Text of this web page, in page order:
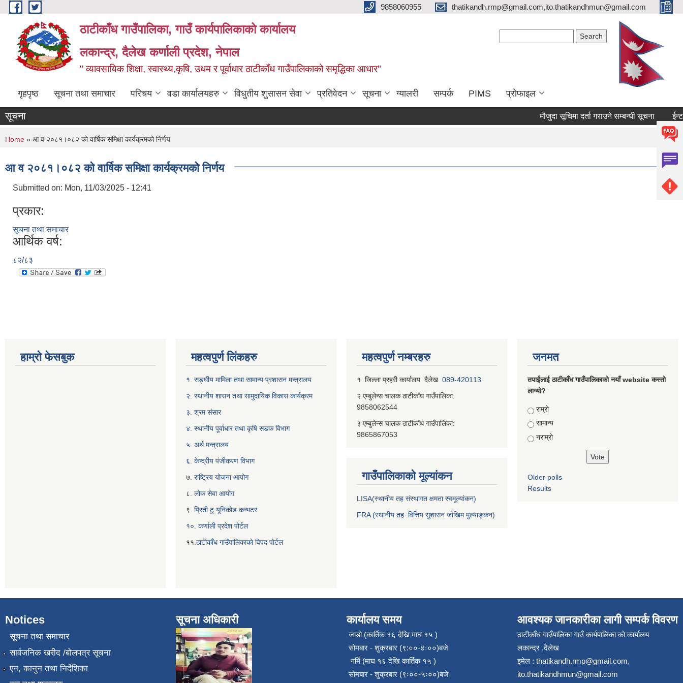
Skip to main content 9858060955 thatikandh.rmp@gmail.com,ito.thatikandhmun@gmail.com
ठाटीकाँध गाउँपालिका, गाउँ कार्यपालिकाको कार्यालय
लकान्द्र, दैलेख कर्णाली प्रदेश, नेपाल
" व्यावसायिक शिक्षा, स्वास्थ्य,कृषि, उधम र पूर्वाधार ठाटीकाँध गाउँपालिकाको समृद्धिका आधार"
गृहपृष्ठ सूचना तथा समाचार परिचय वडा कार्यालयहरु विधुतीय शुसासन सेवा प्रतिवेदन सूचना ग्यालरी सम्पर्क PIMS प्राेफाइल
सूचना मौजुदा सूचिमा दर्ता गराउने सम्बन्धी सूचना
You are here
Home » आ व २०८१।०८२ को वार्षिक समिक्षा कार्यक्रमको निर्णय
आ व २०८१।०८२ को वार्षिक समिक्षा कार्यक्रमको निर्णय
Submitted on: Mon, 11/03/2025 - 12:41
प्रकार:
सूचना तथा समाचार
आर्थिक वर्ष:
८२/८३
हाम्रो फेसबुक महत्वपुर्ण लिंकहरु
१. सङ्घीय मामिला तथा सामान्य प्रशासन मन्त्रालय
२. स्थानीय शासन तथा सामुदायिक विकास कार्यक्रम
३. श्रम संसार
४. स्थानीय पूर्वाधार तथा कृषि सडक विभाग
५. अर्थ मन्त्रालय
६. केन्द्रीय पंजीकरण विभाग
७ . राष्ट्रिय योजना आयोग
८ . लोक सेवा आयोग
९ . प्रिती टु यूनिकोड कन्भटर
१०. कर्णाली प्रदेश पोर्टल
११. ठाटीकाँध गाउँपालिकाकाे विपद पाेर्टल
महत्वपुर्ण नम्बरहरु
१ जिल्‍ला प्रहरी कार्यालय दैलेख 089-420113
२ एम्बुलेन्स चालक ठाटीकाँध गाउँपालिका:
9858062544
३ एम्बुलेन्स चालक ठाटीकाँध गाउँपालिका:
9865867053
गाउँपालिकाकाे मूल्यांकन
LISA(स्थानीय तह संस्थागत क्षमता स्वमूल्यांकन)
FRA (स्थानीय तह वित्तिय सुशासन जोखिम मुल्याङ्कन)
जनमत
तपाईंलाई ठाटीकाँध गाउँपालिकाको नयाँ website कस्तो
लाग्यो?
Choices
राम्राे
सामान्य
नराम्राे
Older polls
Results
Notices
सूचना तथा समाचार
सार्वजनिक खरीद /बोलपत्र सूचना
एन, कानुन तथा निर्देशिका
सूचना अधिकारी कार्यालय समय
जाडो (कार्तिक १६ देखि माघ १५ )
सोमबार - शुक्रबार (९:००-४ः००)बजे
गर्मि (माघ १६ देखि कार्तिक १५ )
सोमबार - शुक्रबार (९ः००-५ः००)बजे
आवश्यक जानकारीका लागी सम्पर्क विवरण
ठाटीकाँध गाउँपालिका गाउँ कार्यपालिका काे कार्यालय
लकान्द्र ,दैलेख
इमेल : thatikandh.rmp@gmail.com,
ito.thatikandhmun@gmail.com